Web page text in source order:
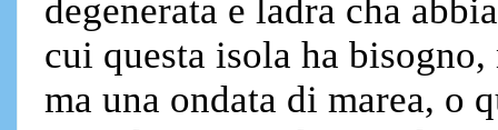
degenerata e ladra cha
cui questa isola ha
ma una ondata di marea, o